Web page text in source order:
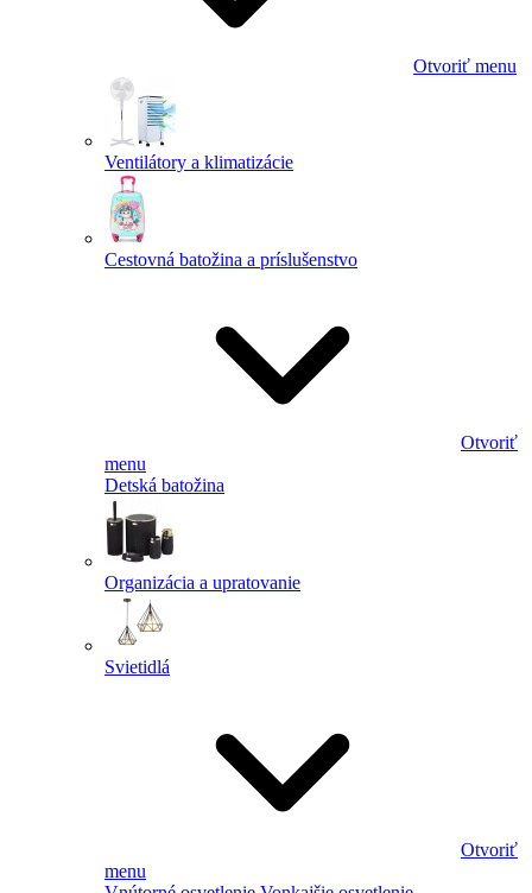
Otvoriť menu
Ventilátory a klimatizácie
Cestovná batožina a príslušenstvo
Otvoriť
menu
Detská batožina
Organizácia a upratovanie
Svietidlá
Otvoriť
menu